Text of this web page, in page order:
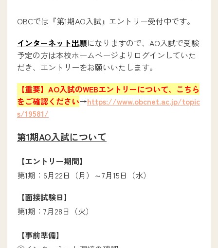
調理師養成学科
介護福祉学科
アニメイラスト学科
eスポーツビジネス学科
就職サポート
就職サポート
卒業生ストーリー
キャンパスライフ
入試情報
OBCでは『第1期AO入試』エントリー受付中です。
インターネット出願になりますので、AO入試で受験
予定の方は本校ホームページよりログインしていた
だき、エントリーをお願いいたします。
【重要】AO入試のWEBエントリーについて、こちら
をご確認ください→https://www.obcnet.ac.jp/topic
s/19581/
第1期AO入試について
【エントリー期間】
第1期：6月22日（月）～7月15日（水）
【面接試験日】
第1期：7月28日（火）
【事前準備】